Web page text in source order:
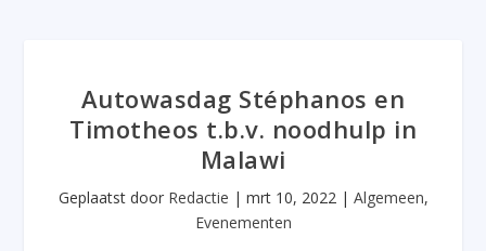
Autowasdag Stéphanos en
Timotheos t.b.v. noodhulp in
Malawi
Geplaatst door Redactie | mrt 10, 2022| Algemeen,
Evenementen